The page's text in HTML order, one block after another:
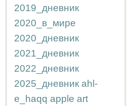
2019_дневник
2020_в_мире
2020_дневник
2021_дневник
2022_дневник
2025_дневник ahl-
e_haqq apple art